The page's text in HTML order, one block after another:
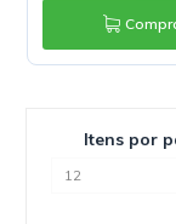
Itens por